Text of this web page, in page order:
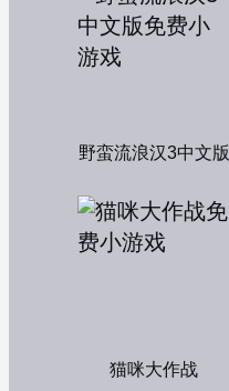
野蛮流浪汉3中文版
猫咪大作战